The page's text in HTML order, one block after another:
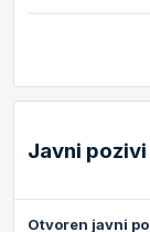
Javni pozivi
Otvoren javni